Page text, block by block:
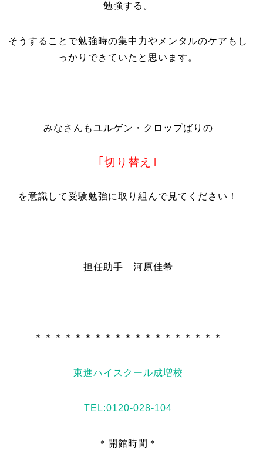
勉強する。
そうすることで勉強時の集中力やメンタルのケアもし
っかりできていたと思います。
みなさんもユルゲン・クロップばりの
｢切り替え｣
を意識して受験勉強に取り組んで見てください！
担任助手 河原佳希
＊＊＊＊＊＊＊＊＊＊＊＊＊＊＊＊＊＊＊
東進ハイスクール成増校
TEL:0120-028-104
＊開館時間＊